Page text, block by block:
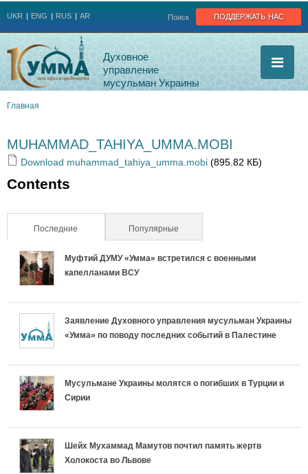
поддержать нас
Поиск
UKR ENG RUS AR
Духовное
управление
мусульман Украины
здесь
Главная
MUHAMMAD_TAHIYA_UMMA.MOBI
Download muhammad_tahiya_umma.mobi (895.82 КБ)
Contents
Последние (активная вкладка)Популярные
Муфтий ДУМУ «Умма» встретился с военными
капелланами ВСУ
Заявление Духовного управления мусульман Украины
«Умма» по поводу последних событий в Палестине
Мусульмане Украины молятся о погибших в Турции и
Сирии
Шейх Мухаммад Мамутов почтил память жертв
Холокоста во Львове